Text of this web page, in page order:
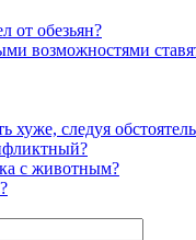
от обезьян?
возможностями
хуже, следуя
с животным?